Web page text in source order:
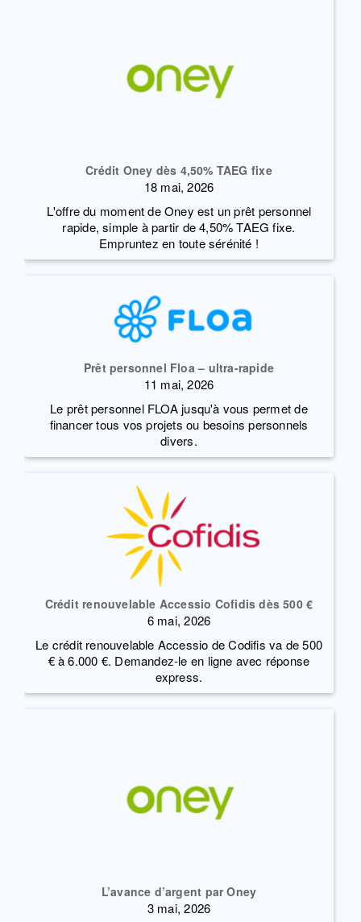
Crédit Oney dès 4,50% TAEG fixe
18 mai, 2026
L'offre du moment de Oney est un prêt personnel
rapide, simple à partir de 4,50% TAEG fixe.
Empruntez en toute sérénité !
Prêt personnel Floa – ultra-rapide
11 mai, 2026
Le prêt personnel FLOA jusqu'à vous permet de
financer tous vos projets ou besoins personnels
divers.
Crédit renouvelable Accessio Cofidis dès 500 €
6 mai, 2026
Le crédit renouvelable Accessio de Codifis va de 500
€ à 6.000 €. Demandez-le en ligne avec réponse
express.
L’avance d’argent par Oney
3 mai, 2026